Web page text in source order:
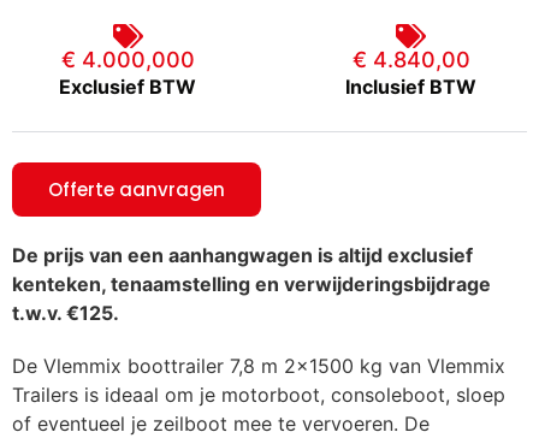
€ 4.000,000
Exclusief BTW
€ 4.840,00
Inclusief BTW
Offerte aanvragen
De prijs van een aanhangwagen is altijd exclusief
kenteken, tenaamstelling en verwijderingsbijdrage
t.w.v. €125.
De Vlemmix boottrailer 7,8 m 2×1500 kg van Vlemmix
Trailers is ideaal om je motorboot, consoleboot, sloep
of eventueel je zeilboot mee te vervoeren. De